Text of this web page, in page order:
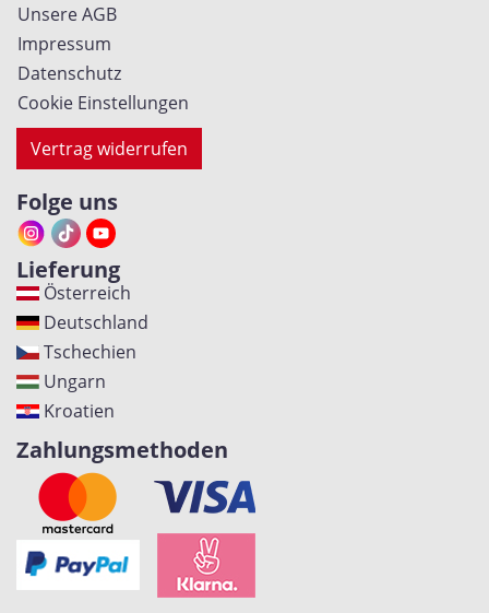
Unsere AGB
Impressum
Datenschutz
Cookie Einstellungen
Vertrag widerrufen
Folge uns
Lieferung
Österreich
Deutschland
Tschechien
Ungarn
Kroatien
Zahlungsmethoden